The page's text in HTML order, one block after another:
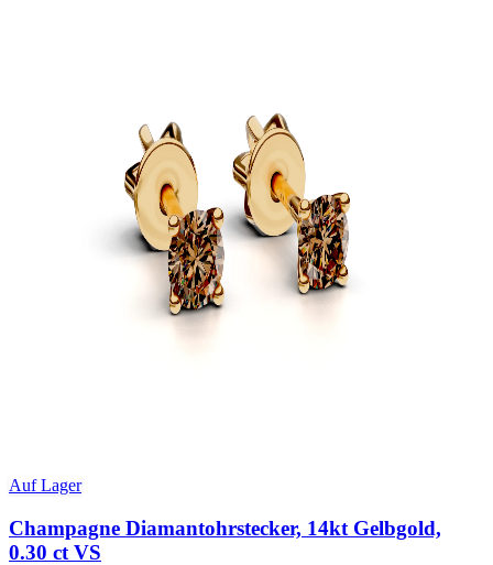
Auf Lager
Champagne Diamantohrstecker, 14kt Gelbgold,
0.30 ct VS